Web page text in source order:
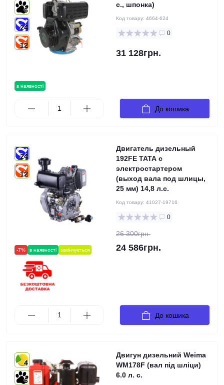
в наявності
6
24
12
с., шпонка)
Код товару: 4664-624
0
31 128грн.
До кошика
-7% в наявності закінчується
24
12
Двигатель дизельный
192FE ТАТА с
электростартером
(выход вала под шлицы,
25 мм) 14,8 л.с.
Код товару: 41027-19716
0
26 300грн.
24 586грн.
До кошика
4
6
Двигун дизельний Weima
WM178F (вал під шліци)
6.0 л. с.